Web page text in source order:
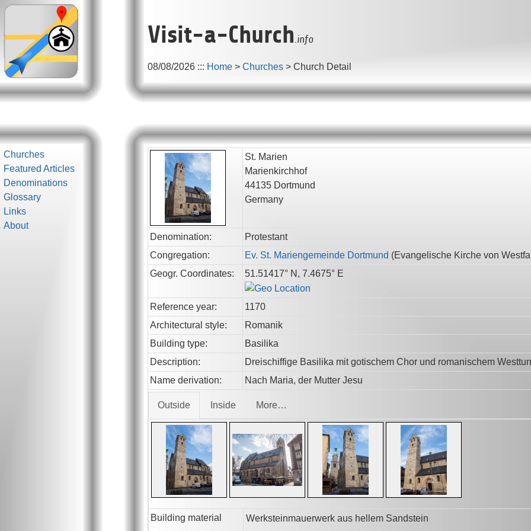
Visit-a-Church.info
08/08/2026 ::: Home > Churches > Church Detail
Churches
Featured Articles
Denominations
Glossary
Links
About
St. Marien
Marienkirchhof
44135 Dortmund
Germany
Denomination:
Protestant
Congregation:
Ev. St. Mariengemeinde Dortmund (Evangelische Kirche von
Geogr. Coordinates:
51.51417° N, 7.4675° E
Reference year:
1170
Architectural style:
Romanik
Building type:
Basilika
Description:
Dreischiffige Basilika mit gotischem Chor und romanischem
Name derivation:
Nach Maria, der Mutter Jesu
Outside Inside More…
Building material Werksteinmauerwerk aus hellem Sandstein